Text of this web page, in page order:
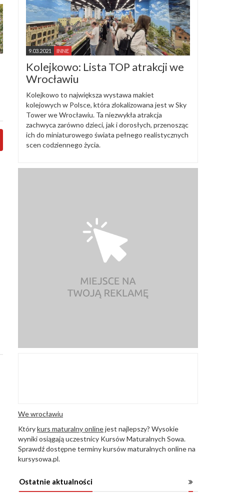
9.03.2021 INNE
Kolejkowo: Lista TOP atrakcji we
Wrocławiu
Kolejkowo to największa wystawa makiet
kolejowych w Polsce, która zlokalizowana jest w Sky
Tower we Wrocławiu. Ta niezwykła atrakcja
zachwyca zarówno dzieci, jak i dorosłych, przenosząc
ich do miniaturowego świata pełnego realistycznych
scen codziennego życia.
We wrocławiu
Którykurs maturalny onlinejest najlepszy? Wysokie
wyniki osiągają uczestnicy Kursów Maturalnych Sowa.
Sprawdź dostępne terminy kursów maturalnych online na
kursysowa.pl.
Ostatnie aktualności